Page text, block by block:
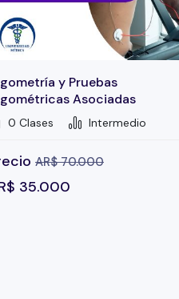
y Pruebas
Asociadas
0 Clases Intermedio
AR$70.000
35.000